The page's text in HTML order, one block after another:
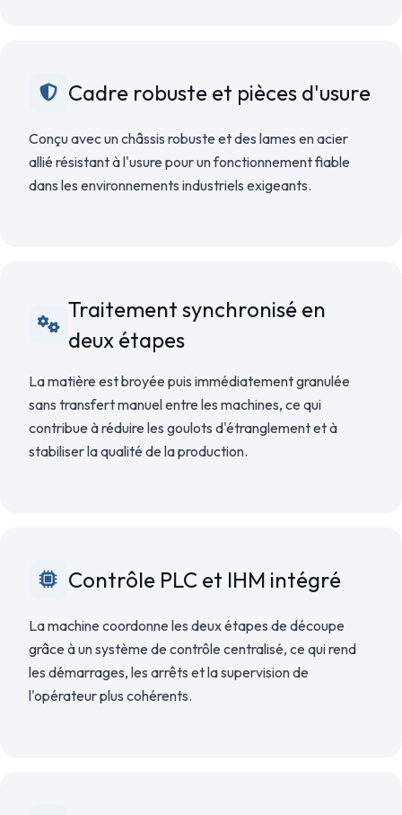
Cadre robuste et pièces d'usure
Conçu avec un châssis robuste et des lames en acier
allié résistant à l'usure pour un fonctionnement fiable
dans les environnements industriels exigeants.
Traitement synchronisé en
deux étapes
La matière est broyée puis immédiatement granulée
sans transfert manuel entre les machines, ce qui
contribue à réduire les goulots d'étranglement et à
stabiliser la qualité de la production.
Contrôle PLC et IHM intégré
La machine coordonne les deux étapes de découpe
grâce à un système de contrôle centralisé, ce qui rend
les démarrages, les arrêts et la supervision de
l'opérateur plus cohérents.